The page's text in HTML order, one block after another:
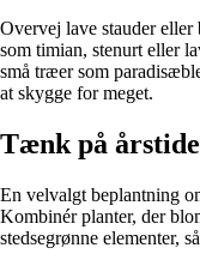
Overvej lave stauder
som timian, stenurt eller
små træer som
at skygge for meget.
Tænk på
En velvalgt beplantning
Kombinér planter, der
stedsegrønne elementer,